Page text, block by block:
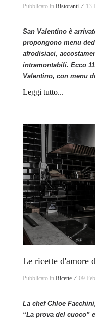
Pubblicato in Ristoranti ⁄ 13
San Valentino è
propongono menu
afrodisiaci,
intramontabili. Ecco
Valentino, con menu
Leggi tutto...
Le ricette d'amore
Pubblicato in Ricette ⁄ 09
La chef Chloe
“La prova del cuoco”